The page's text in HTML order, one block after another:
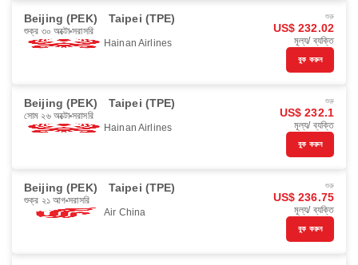
Beijing (PEK) Taipei (TPE)
শুক্র ৩০ অক্টো সরাসরি
Hainan Airlines
শুরু
US$ 232.02
মূল্য/ ব্যক্তি
বুক করুন
Beijing (PEK) Taipei (TPE)
সোম ২৬ অক্টো সরাসরি
Hainan Airlines
শুরু
US$ 232.1
মূল্য/ ব্যক্তি
বুক করুন
Beijing (PEK) Taipei (TPE)
শুক্র ২১ আগ সরাসরি
Air China
শুরু
US$ 236.75
মূল্য/ ব্যক্তি
বুক করুন